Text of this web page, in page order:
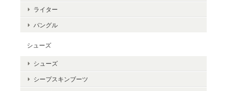
ライター
バングル
シューズ
シューズ
シープスキンブーツ